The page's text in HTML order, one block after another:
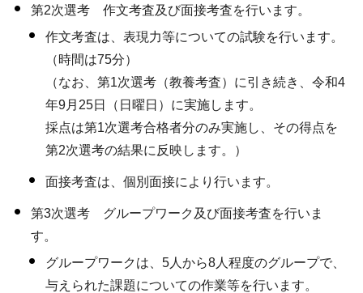
第2次選考 作文考査及び面接考査を行います。
作文考査は、表現力等についての試験を行います。
（時間は75分）
（なお、第1次選考（教養考査）に引き続き、令和4
年9月25日（日曜日）に実施します。
採点は第1次選考合格者分のみ実施し、その得点を
第2次選考の結果に反映します。）
面接考査は、個別面接により行います。
第3次選考 グループワーク及び面接考査を行いま
す。
グループワークは、5人から8人程度のグループで、
与えられた課題についての作業等を行います。